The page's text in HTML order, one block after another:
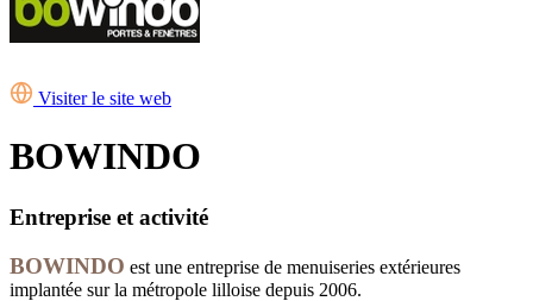
Visiter le site web
BOWINDO
Entreprise et activité
BOWINDO est une entreprise de menuiseries extérieures
implantée sur la métropole lilloise depuis 2006.